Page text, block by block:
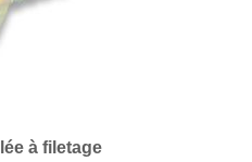
à filetage